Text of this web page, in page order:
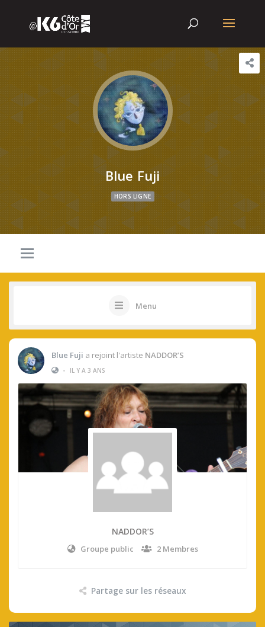
Blue Fuji
HORS LIGNE
Menu
Blue Fuji a rejoint l'artiste NADDOR’S
•
IL Y A 3 ANS
NADDOR’S
Groupe public 2 Membres
Partage sur les réseaux